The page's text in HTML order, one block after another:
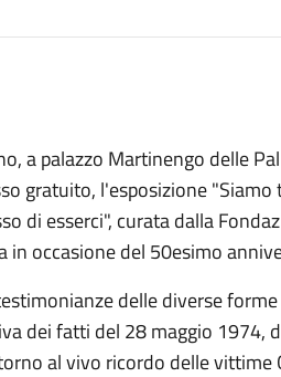
a palazzo Martinengo delle
gratuito, l'esposizione
di esserci", curata dalla
in occasione del 50esimo
delle diverse
dei fatti del 28 maggio 1974,
al vivo ricordo delle